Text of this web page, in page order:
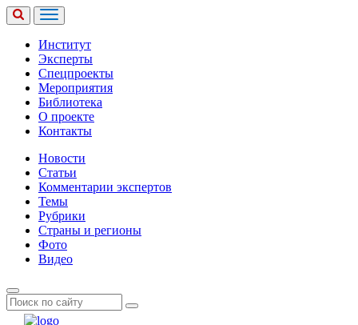
Институт
Эксперты
Спецпроекты
Мероприятия
Библиотека
О проекте
Контакты
Новости
Статьи
Комментарии экспертов
Темы
Рубрики
Страны и регионы
Фото
Видео